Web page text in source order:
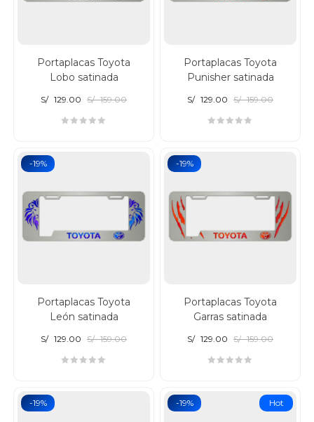
Portaplacas Toyota
Lobo satinada
S/ 159.00
S/ 129.00
Portaplacas Toyota
Punisher satinada
S/ 159.00
S/ 129.00
Portaplacas Toyota
León satinada
S/ 159.00
S/ 129.00
-19%
Portaplacas Toyota
Garras satinada
S/ 159.00
S/ 129.00
-19%
-19% -19% Hot